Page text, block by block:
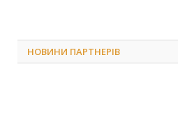
НОВИНИ ПАРТНЕРІВ